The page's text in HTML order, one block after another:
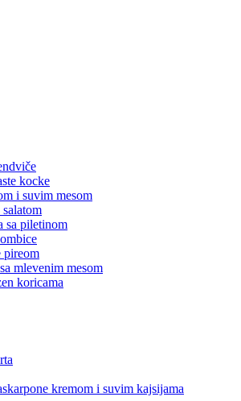
kocke
i suvim mesom
sa piletinom
pireom
mlevenim mesom
koricama
kremom i suvim kajsijama